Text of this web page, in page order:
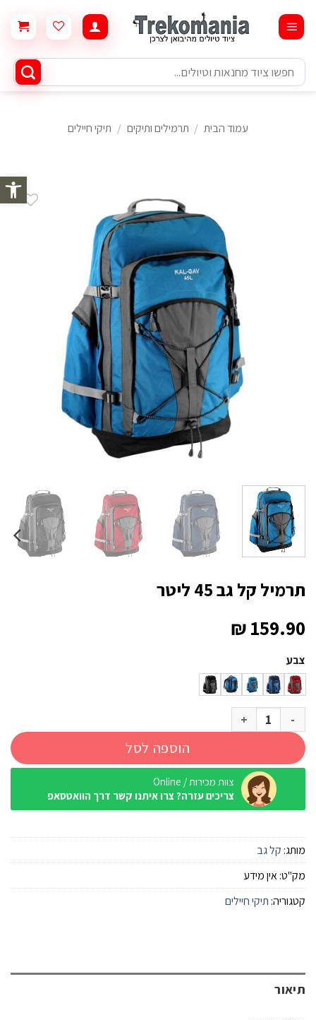
פתח
content
חיפוש
עבור:
עמוד הבית / תרמילים ותיקים / תיקי חיילים
תרמיל קל גב 45 ליטר
₪159.90
צבע
כמות של תרמיל קל גב 45 ליטר
הוספה לסל
צוות מכירות / Online
צריכים עזרה? צרו איתנו קשר דרך הוואטסאפ
מותג: קל גב
מק"ט:אין מידע
קטגוריה: תיקי חיילים
תיאור